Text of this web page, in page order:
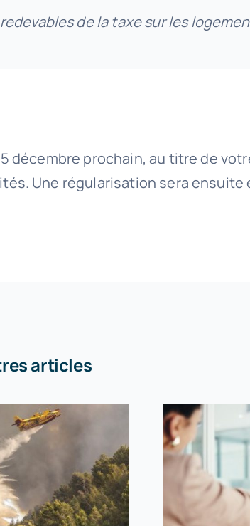
de la taxe sur les
décembre prochain, au titre de
Une régularisation sera ensuite
articles